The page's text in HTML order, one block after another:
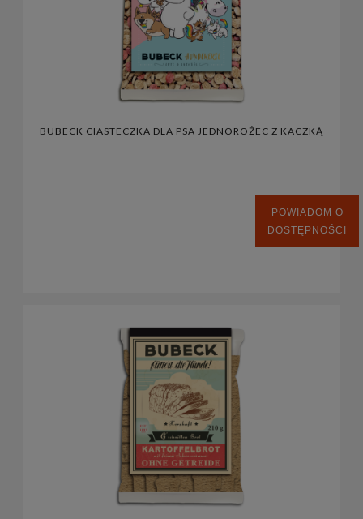
BUBECK CIASTECZKA DLA PSA JEDNOROŻEC Z KACZKĄ
POWIADOM O
DOSTĘPNOŚCI